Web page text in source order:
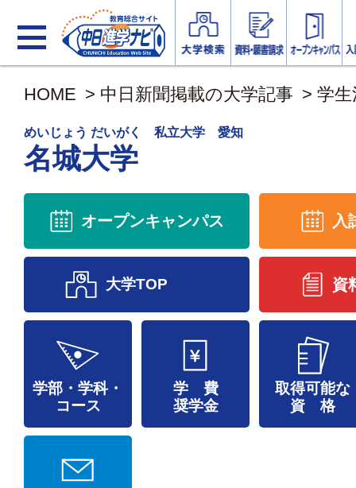
HOME > 中日新聞掲載の大学記事 > 学
めいじょう だいがく 私立大学 愛知
名城大学
オープンキャンパス 入
資
大学TOP
学部・学科・
コース
学 費
奨学金
取得可能な
資 格